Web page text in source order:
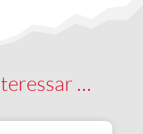
…